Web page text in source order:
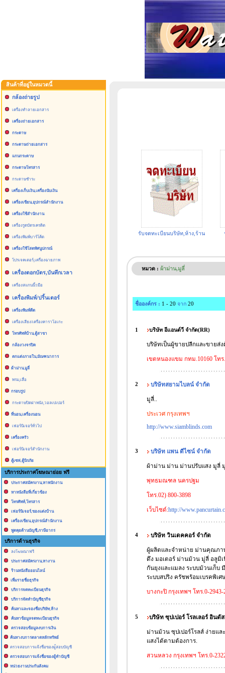
สินค้าที่อยู่ในหมวดนี้
กล้องถ่ายรูป
เครื่องทำลายเอกสาร
เครื่องถ่ายเอกสาร
กระดาษ
กระดาษถ่ายเอกสาร
แกนกระดาษ
กระดาษโทรสาร
กระดาษชำระ
เครื่องเก็บเงิน,เครื่องนับเงิน
เครื่องเขียน,อุปกรณ์สำนักงาน
เครื่องใช้สำนักงาน
เครื่องรูดบัตรเครดิต
เครื่องพิมพ์บาร์โค้ด
เครื่องใช้โสตทัศนูปกรณ์
โปรเจคเตอร์,เครื่องฉายภาพ
เครื่องตอกบัตร,บันทึกเวลา
เครื่องสแกนนิ้วมือ
เครื่องพิมพ์/ปริ้นเตอร์
เครื่องพิมพ์ดีด
เครื่องเสียง/เครื่องคาราโอเกะ
โทรศัพท์บ้าน,ตู้สาขา
กล้องวงจรปิด
ตกแต่งภายใน,มัณฑนาการ
ผ้าม่าน,มูลี่
พรม,เสื่อ
กรอบรูป
กระดาษปิดฝาพนัง,วอลเปเปอร์
ที่นอน,เครื่องนอน
เฟอร์นิเจอร์ทั่วไป
เครื่องครัว
เฟอร์นิเจอร์สำนักงาน
ตู้เซฟ,ตู้นิรภัย
บริการประกาศโฆษณาย่อย ฟรี
ประกาศสมัครงาน,หาพนักงาน
หาหนังสือที่เกี่ยวข้อง
โทรศัพท์,โทรสาร
เฟอร์นิเจอร์,ของแต่งบ้าน
เครื่องเขียน,อุปกรณ์สำนักงาน
พูดคุยด้านบัญชี,ภาษีอากร
บริการด้านธุรกิจ
ลงโฆษณาฟรี
ประกาศสมัครงาน,หางาน
ร้านหนังสือออนไลน์
เพื่มรายชื่อธุรกิจ
บริการจดทะเบียนธุรกิจ
บริการจัดทำบัญชีธุรกิจ
ค้นหาและจองชื่อบริษัท,ห้าง
ค้นหาข้อมูลจดทะเบียนธุรกิจ
ตรวจสอบข้อมูลงบการเงิน
ค้นหางบการตลาดหลักทรัพย์
ตรวจสอบการแจ้งชื่อของผู้สอบบัญชี
ตรวจสอบการแจ้งชื่อของผู้ทำบัญชี
หน่วยงานประกันสังคม
รับจดทะเบียนบริษัท,ห้าง,ร้าน
หมวด : ผ้าม่าน,มูลี่
ชื่อองค์กร : 1 - 20 จาก 20
1 บริษัท อีแอนด์วี จำกัด(RR)
บริษัทเป็นผู้ขายปลีกและขายส่
เขตหนองแขม กทม.10160 โทร.
2 บริษัทสยามไบลน์ จำกัด
มูลี่..
ประเวศ กรุงเทพฯ
http://www.siamblinds.com
3 บริษัท แพน ดีไซน์ จำกัด
ผ้าม่าน ม่าน ม่านปรับแสง มูลี่
พุทธมณฑล นครปฐม
โทร.02) 800-3898
เว็บไซด์:http://
4 บริษัท วินเดคคอร์ จำกัด
ผู้ผลิตและจำหน่าย ม่านคุณภา
ดึง มอเตอร์ ม่านม้วน มู่ลี่ อลูมิ
กันยุงและแมลง ระบบม้วนเก็บ
ระบบสปริง ครัชพร้อมเบรคพิเศ
บางกะปิ กรุงเทพฯ โทร.0-2943-
5 บริษัท ซุปเปอร์ โรลเลอร์ อินดั
ม่านม้วน ซุปเปอร์โรลส์ ง่ายแล
แสงได้ตามต้องการ.
สวนหลวง กรุงเทพฯ โทร.0-